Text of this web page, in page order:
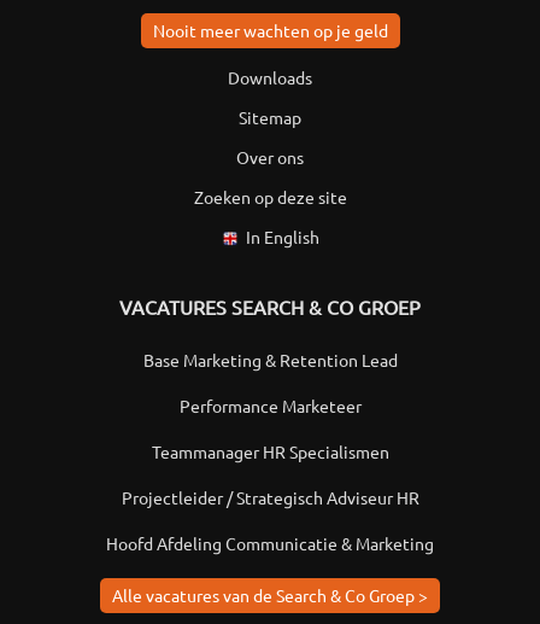
Nooit meer wachten op je geld
Downloads
Sitemap
Over ons
Zoeken op deze site
In English
VACATURES SEARCH & CO GROEP
Base Marketing & Retention Lead
Performance Marketeer
Teammanager HR Specialismen
Projectleider / Strategisch Adviseur HR
Hoofd Afdeling Communicatie & Marketing
Alle vacatures van de Search & Co Groep >